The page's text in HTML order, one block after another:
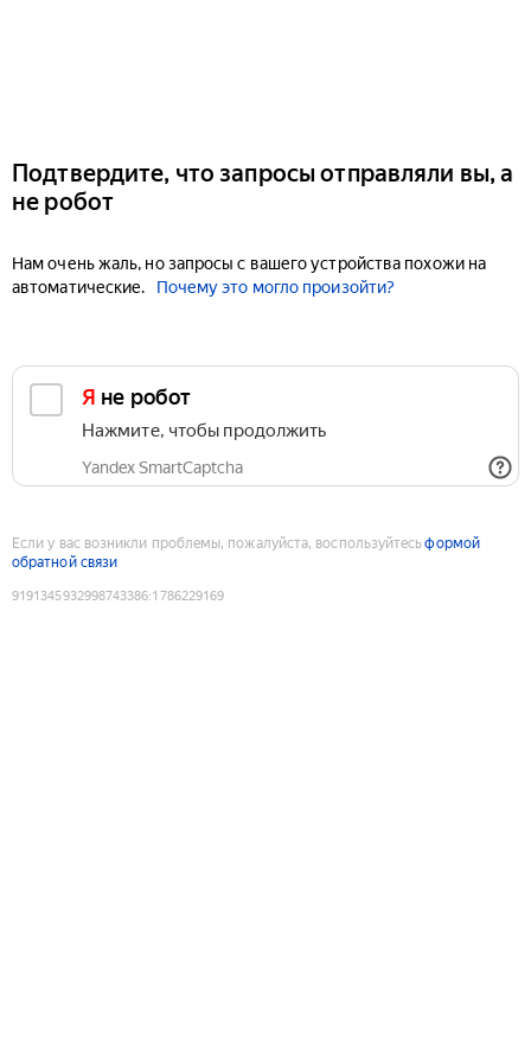
Подтвердите, что запросы отправляли вы, а
не робот
Нам очень жаль, но запросы с вашего устройства похожи на
автоматические.
Почему это могло произойти?
Я не робот
Нажмите, чтобы продолжить
Yandex SmartCaptcha
Если у вас возникли проблемы, пожалуйста, воспользуйтесьформой
обратной связи
9191345932998743386:1786229169